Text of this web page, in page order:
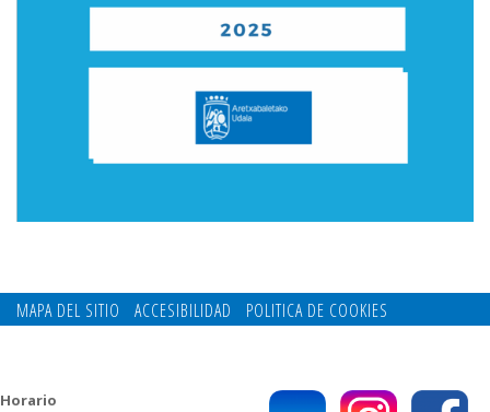
MAPA DEL SITIO ACCESIBILIDAD
POLITICA DE COOKIES
Horario